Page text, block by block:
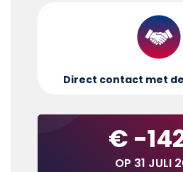
Direct contact met
€ -
OP 31 JULI